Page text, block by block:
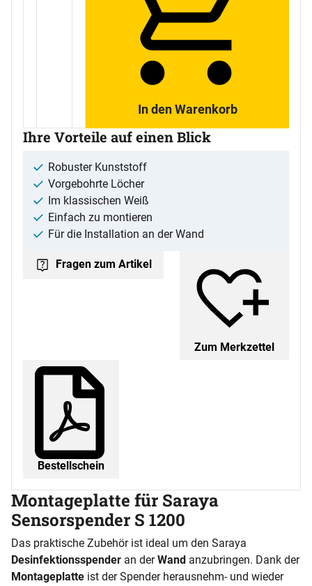
In den Warenkorb
Ihre Vorteile auf einen Blick
Robuster Kunststoff
Vorgebohrte Löcher
Im klassischen Weiß
Einfach zu montieren
Für die Installation an der Wand
Fragen zum Artikel
Zum Merkzettel
Bestellschein
Montageplatte für Saraya
Sensorspender S 1200
Das praktische Zubehör ist ideal um den Saraya
Desinfektionsspender an derWand anzubringen. Dank der
Montageplatte ist der Spender herausnehm- und wieder